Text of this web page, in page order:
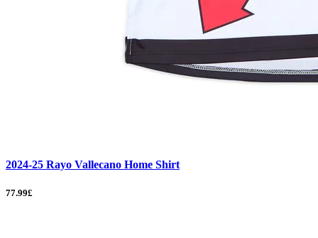
2024-25 Rayo Vallecano Home Shirt
77.99£